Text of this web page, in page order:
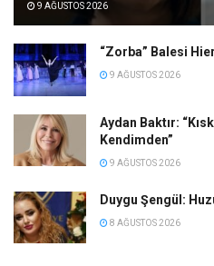
9 AĞUSTOS 2026
“Zorba” Balesi
9 AĞUSTOS 2026
Aydan Baktır:
Kendimden”
9 AĞUSTOS 2026
Duygu Şengül:
8 AĞUSTOS 2026